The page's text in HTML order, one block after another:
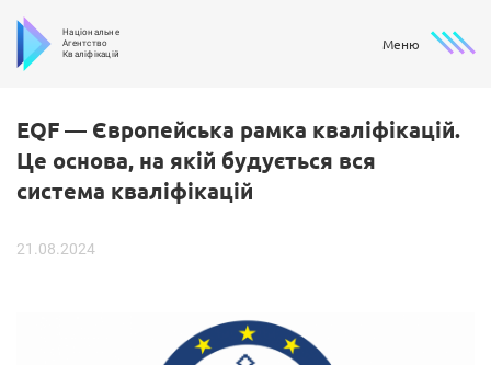
Національне
Агентство
Кваліфікацій
Меню
EQF — Європейська рамка кваліфікацій.
Це основа, на якій будується вся
система кваліфікацій
21.08.2024